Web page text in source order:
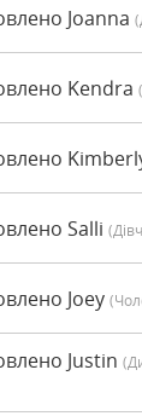
Joanna
Kendra
Salli
Joey
Justin